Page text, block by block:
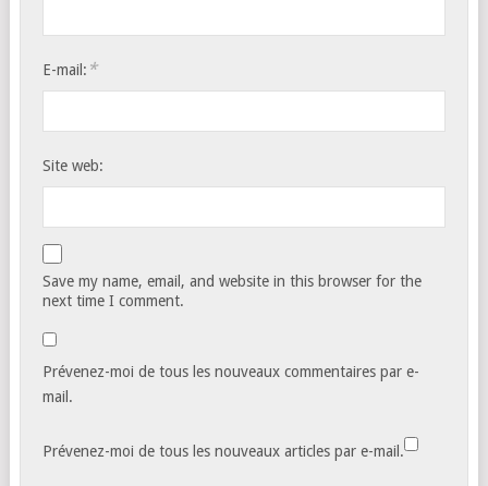
E-mail: *
Site web:
Save my name, email, and website in this browser for the
next time I comment.
Prévenez-moi de tous les nouveaux commentaires par e-
mail.
Prévenez-moi de tous les nouveaux articles par e-mail.